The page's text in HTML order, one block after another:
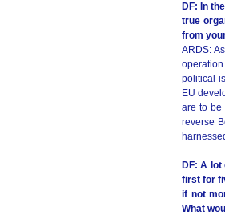
DF: In
true
from
ARDS:
political
EU
are to be
reverse
DF: A
first for
if not
What